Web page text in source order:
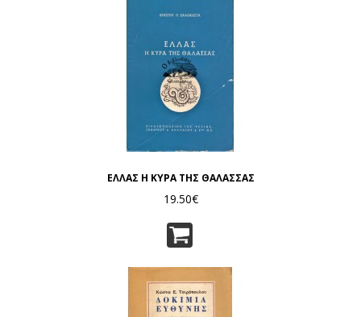
ΕΛΛΑΣ Η ΚΥΡΑ ΤΗΣ ΘΑΛΑΣΣΑΣ
19.50€